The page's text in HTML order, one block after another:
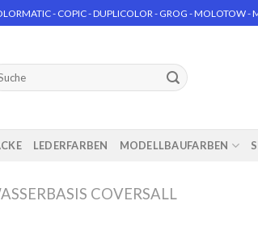
- COPIC - DUPLICOLOR - GROG - MOLOTOW -
LEDERFARBEN MODELLBAUFARBEN
COVERSALL